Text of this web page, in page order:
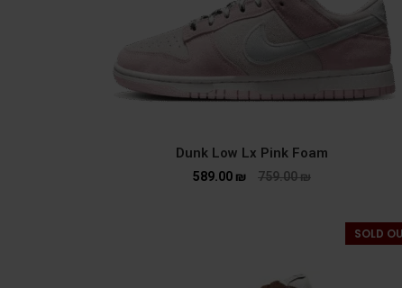
Dunk Low Lx Pink Foam
759.00₪
589.00 ₪
SOLD